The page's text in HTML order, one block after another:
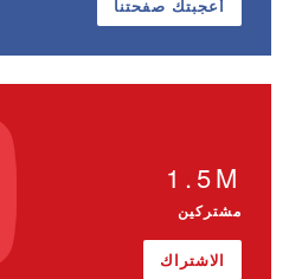
أعجبتك صفحتنا
1.5M
مشتركين
الاشتراك